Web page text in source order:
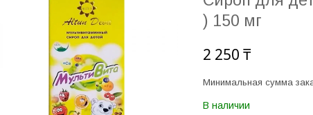
) 150 мг
2 250 ₸
Минимальная сумма
В наличии